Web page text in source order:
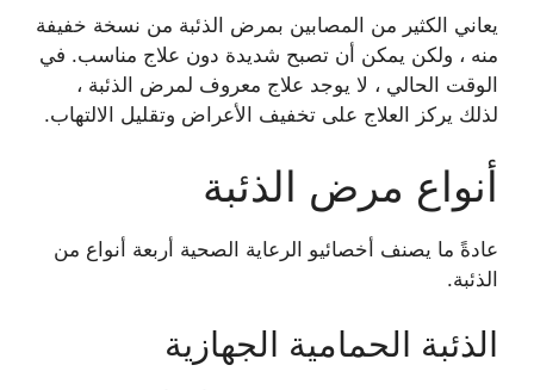
يعاني الكثير من المصابين بمرض الذئبة من نسخة خفيفة
منه ، ولكن يمكن أن تصبح شديدة دون علاج مناسب. في
الوقت الحالي ، لا يوجد علاج معروف لمرض الذئبة ،
لذلك يركز العلاج على تخفيف الأعراض وتقليل الالتهاب.
أنواع مرض الذئبة
عادةً ما يصنف أخصائيو الرعاية الصحية أربعة أنواع من
الذئبة.
الذئبة الحمامية الجهازية